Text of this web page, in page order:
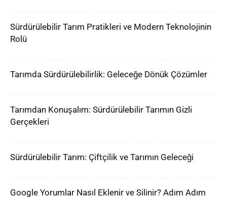
Sürdürülebilir Tarım Pratikleri ve Modern Teknolojinin
Rolü
Tarımda Sürdürülebilirlik: Geleceğe Dönük Çözümler
Tarımdan Konuşalım: Sürdürülebilir Tarımın Gizli
Gerçekleri
Sürdürülebilir Tarım: Çiftçilik ve Tarımın Geleceği
Google Yorumlar Nasıl Eklenir ve Silinir? Adım Adım